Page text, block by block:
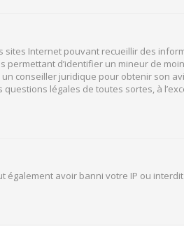
sites Internet pouvant recueillir des
d’identifier un mineur de
conseiller juridique pour obtenir son
légales de toutes sortes, à
avoir banni votre IP ou